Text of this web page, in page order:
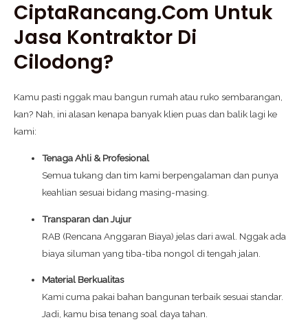
CiptaRancang.com Untuk
Jasa Kontraktor Di
Cilodong?
Kamu pasti nggak mau bangun rumah atau ruko sembarangan,
kan? Nah, ini alasan kenapa banyak klien puas dan balik lagi ke
kami:
Tenaga Ahli & Profesional
Semua tukang dan tim kami berpengalaman dan punya
keahlian sesuai bidang masing-masing.
Transparan dan Jujur
RAB (Rencana Anggaran Biaya) jelas dari awal. Nggak ada
biaya siluman yang tiba-tiba nongol di tengah jalan.
Material Berkualitas
Kami cuma pakai bahan bangunan terbaik sesuai standar.
Jadi, kamu bisa tenang soal daya tahan.